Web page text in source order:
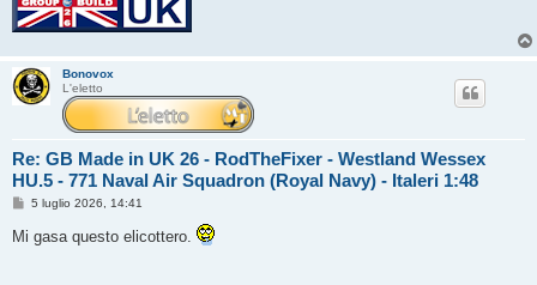
Bonovox
L'eletto
Re: GB Made in UK 26 - RodTheFixer - Westland Wessex
HU.5 - 771 Naval Air Squadron (Royal Navy) - Italeri 1:48
M
s
s
5 luglio 2026, 14:41
Mi gasa questo elicottero.